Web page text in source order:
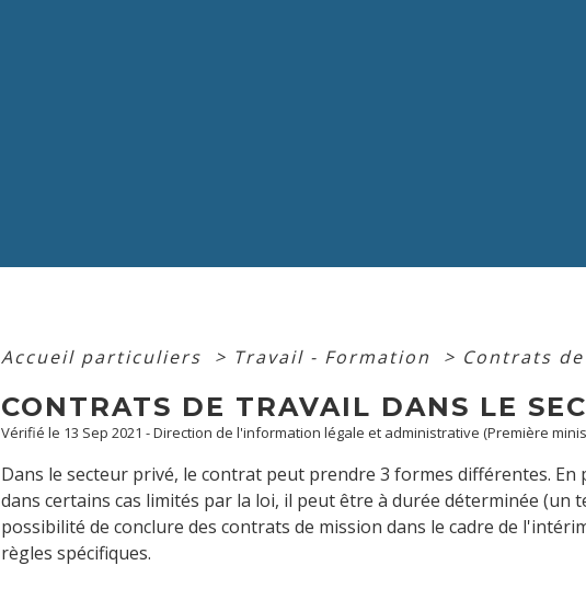
Accueil particuliers > Travail - Formation > Contrats
CONTRATS DE TRAVAIL DANS LE
Vérifié le 13 Sep 2021 - Direction de l'information légale et administrative (Première
Dans le secteur privé, le contrat peut prendre 3 formes différentes.
dans certains cas limités par la loi, il peut être à durée déterminée (un
possibilité de conclure des contrats de mission dans le cadre de
règles spécifiques.